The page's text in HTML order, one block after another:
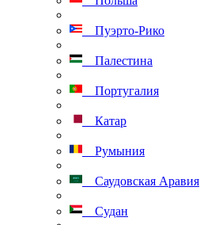
Пуэрто-Рико
Палестина
Португалия
Катар
Румыния
Саудовская Аравия
Судан